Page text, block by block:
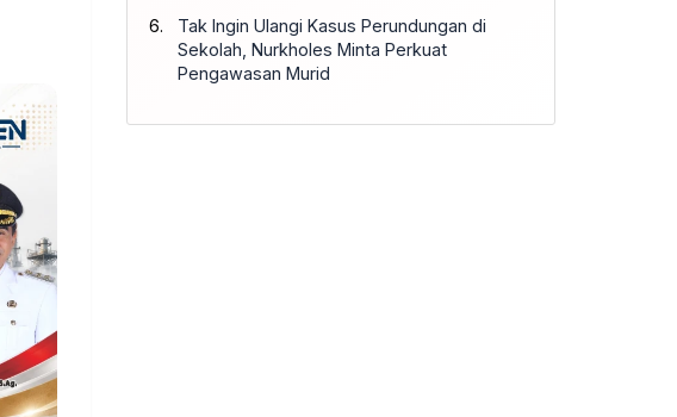
Tak Ingin Ulangi Kasus Perundungan di
Sekolah, Nurkholes Minta Perkuat
Pengawasan Murid